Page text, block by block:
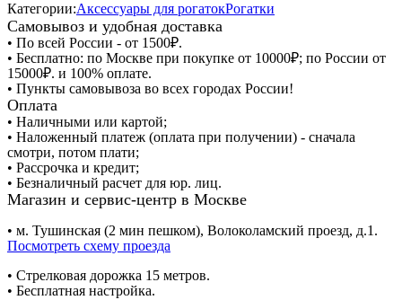
Категории:Аксессуары для рогатокРогатки
Самовывоз и удобная доставка
• По всей России - от 1500₽.
• Бесплатно: по Москве при покупке от 10000₽; по России от
15000₽. и 100% оплате.
• Пункты самовывоза во всех городах России!
Оплата
• Наличными или картой;
• Наложенный платеж (оплата при получении) - сначала
смотри, потом плати;
• Рассрочка и кредит;
• Безналичный расчет для юр. лиц.
Магазин и сервис-центр в Москве
• м. Тушинская (2 мин пешком), Волоколамский проезд, д.1.
Посмотреть схему проезда
• Cтрелковая дорожка 15 метров.
• Бесплатная настройка.